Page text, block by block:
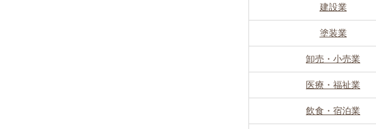
建設業
塗装業
卸売・小売業
医療・福祉業
飲食・宿泊業